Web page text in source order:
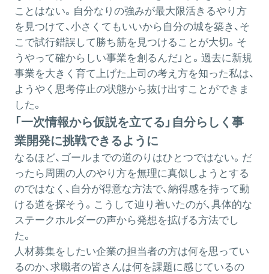
ことはない。自分なりの強みが最大限活きるやり方
を見つけて、小さくてもいいから自分の城を築き、そ
こで試行錯誤して勝ち筋を見つけることが大切。そ
うやって確からしい事業を創るんだ」と。過去に新規
事業を大きく育て上げた上司の考え方を知った私は、
ようやく思考停止の状態から抜け出すことができま
した。
「一次情報から仮説を立てる」自分らしく事
業開発に挑戦できるように
なるほど、ゴールまでの道のりはひとつではない。だ
ったら周囲の人のやり方を無理に真似しようとする
のではなく、自分が得意な方法で、納得感を持って動
ける道を探そう。こうして辿り着いたのが、具体的な
ステークホルダーの声から発想を拡げる方法でし
た。
人材募集をしたい企業の担当者の方は何を思ってい
るのか、求職者の皆さんは何を課題に感じているの